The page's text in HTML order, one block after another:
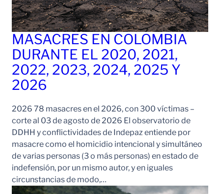
MASACRES EN COLOMBIA
DURANTE EL 2020, 2021,
2022, 2023, 2024, 2025 Y
2026
2026 78 masacres en el 2026, con 300 víctimas –
corte al 03 de agosto de 2026 El observatorio de
DDHH y conflictividades de Indepaz entiende por
masacre como el homicidio intencional y simultáneo
de varias personas (3 o más personas) en estado de
indefensión, por un mismo autor, y en iguales
circunstancias de modo,…